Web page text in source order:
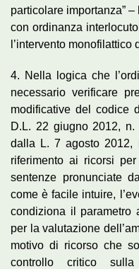
particolare importanza”
con ordinanza
l’intervento
4. Nella logica che
necessario verificare
modificative del codice
D.L. 22 giugno 2012, n.
dalla L. 7 agosto 2012,
riferimento ai ricorsi
sentenze pronunciate
come è facile intuire,
condiziona il parametro
per la valutazione
motivo di ricorso che
controllo critico